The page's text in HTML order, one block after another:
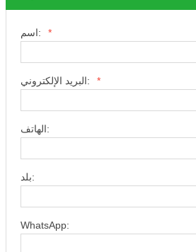
اسم: *
البريد الإلكتروني: *
الهاتف:
بلد:
WhatsApp: